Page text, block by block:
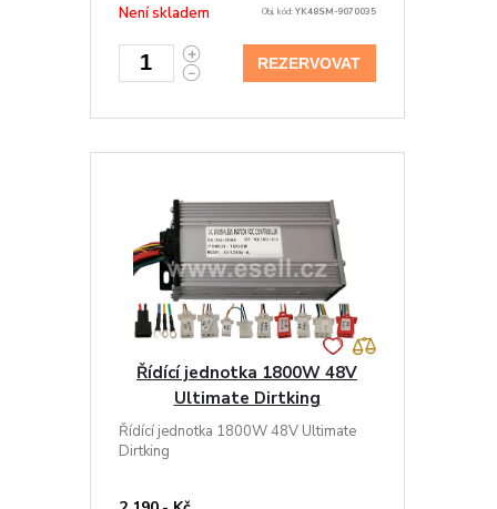
Není skladem Obj. kód:YK48SM-9070035
REZERVOVAT
Řídící jednotka 1800W 48V
Ultimate Dirtking
Řídící jednotka 1800W 48V Ultimate
Dirtking